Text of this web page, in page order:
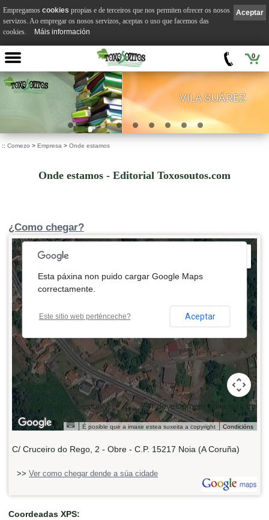
0
VILA SUÁREZ
:: Comezo > Empresa > Onde estamos
Onde estamos - Editorial Toxosoutos.com
¿Como chegar?
For development purposes only
development purposes only For development purposes only
development purposes only
É posible que a imaxe estea suxeita a copyright Condicións
Esta páxina non puido cargar Google Maps
correctamente.
Este sitio web perténceche? Aceptar
C/ Cruceiro do Rego, 2 - Obre - C.P. 15217 Noia (A Coruña)
>> Ver como chegar dende a súa cidade
Coordeadas XPS:
Aceptar
Empregamos cookies propias e de terceiros que nos permiten ofrecer os nosos
servizos. Ao empregar os nosos servizos, aceptas o uso que facemos das
cookies.
Máis información